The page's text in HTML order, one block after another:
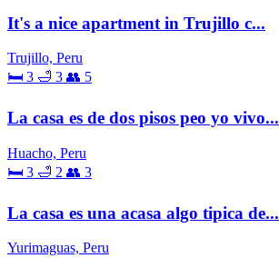
It's a nice apartment in Trujillo c...
Trujillo, Peru
🛏 3 🛁 3 👥 5
La casa es de dos pisos peo yo vivo...
Huacho, Peru
🛏 3 🛁 2 👥 3
La casa es una acasa algo tipica de...
Yurimaguas, Peru